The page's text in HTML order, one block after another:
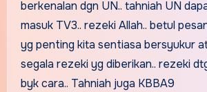
berkenalan dgn UN.. tahniah UN
masuk TV3.. rezeki Allah.. betul
yg penting kita sentiasa bersyukur
segala rezeki yg diberikan.. rezeki
byk cara.. Tahniah juga KBBA9